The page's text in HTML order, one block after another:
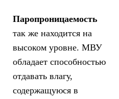
Паропроницаемость
так же находится на
высоком уровне. МВУ
обладает способностью
отдавать влагу,
содержащуюся в